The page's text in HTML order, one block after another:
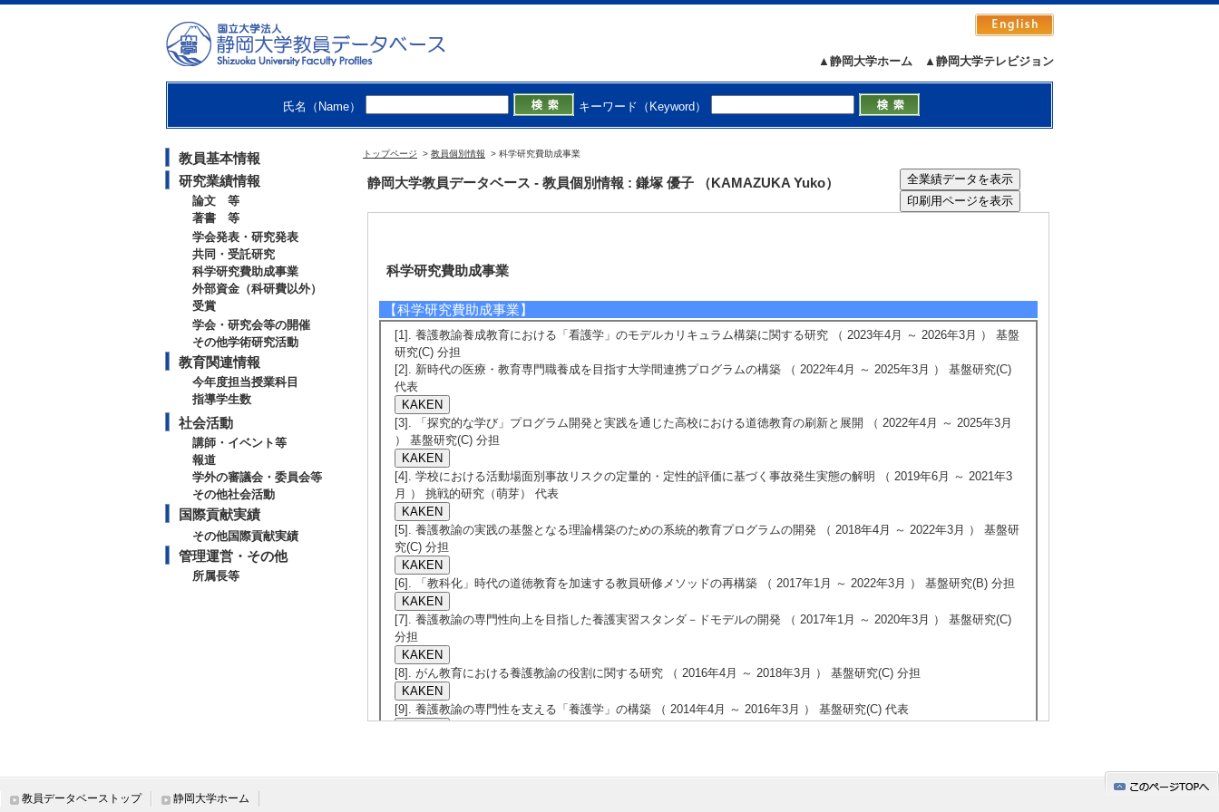
▲静岡大学テレビジョン
▲静岡大学ホーム
氏名（Name） キーワード（Keyword）
教員基本情報
研究業績情報
論文 等
著書 等
学会発表・研究発表
共同・受託研究
科学研究費助成事業
外部資金（科研費以外）
受賞
学会・研究会等の開催
その他学術研究活動
教育関連情報
今年度担当授業科目
指導学生数
社会活動
講師・イベント等
報道
学外の審議会・委員会等
その他社会活動
国際貢献実績
その他国際貢献実績
管理運営・その他
所属長等
トップページ > 教員個別情報 > 科学研究費助成事業
静岡大学教員データベース - 教員個別情報 : 鎌塚 優子 （KAMAZUKA Yuko）
科学研究費助成事業
【科学研究費助成事業】
[1]. 養護教諭養成教育における「看護学」のモデルカリキュラム構築に関する研究 （ 2023年4月 ～ 2026年3月 ） 基盤
研究(C) 分担
[2]. 新時代の医療・教育専門職養成を目指す大学間連携プログラムの構築 （ 2022年4月 ～ 2025年3月 ） 基盤研究(C)
代表
[3]. 「探究的な学び」プログラム開発と実践を通じた高校における道徳教育の刷新と展開 （ 2022年4月 ～ 2025年3月
） 基盤研究(C) 分担
[4]. 学校における活動場面別事故リスクの定量的・定性的評価に基づく事故発生実態の解明 （ 2019年6月 ～ 2021年3
月 ） 挑戦的研究（萌芽） 代表
[5]. 養護教諭の実践の基盤となる理論構築のための系統的教育プログラムの開発 （ 2018年4月 ～ 2022年3月 ） 基盤研
究(C) 分担
[6]. 「教科化」時代の道徳教育を加速する教員研修メソッドの再構築 （ 2017年1月 ～ 2022年3月 ） 基盤研究(B) 分担
[7]. 養護教諭の専門性向上を目指した養護実習スタンダ－ドモデルの開発 （ 2017年1月 ～ 2020年3月 ） 基盤研究(C)
分担
[8]. がん教育における養護教諭の役割に関する研究 （ 2016年4月 ～ 2018年3月 ） 基盤研究(C) 分担
[9]. 養護教諭の専門性を支える「養護学」の構築 （ 2014年4月 ～ 2016年3月 ） 基盤研究(C) 代表
教員データベーストップ 静岡大学ホーム